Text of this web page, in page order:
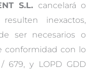
S.L. cancelará o
inexactos,
ser necesarios o
conformidad con lo
679, y LOPD GDD